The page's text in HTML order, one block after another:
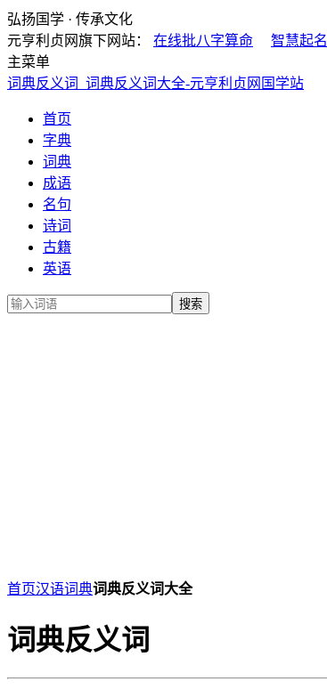
弘扬国学 · 传承文化
元亨利贞网旗下网站： 在线批八字算命 智慧起名
主菜单
词典反义词_词典反义词大全-元亨利贞网国学站
首页
字典
词典
成语
名句
诗词
古籍
英语
首页汉语词典词典反义词大全
词典反义词